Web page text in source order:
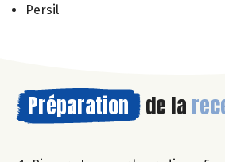
Persil
Préparation de la